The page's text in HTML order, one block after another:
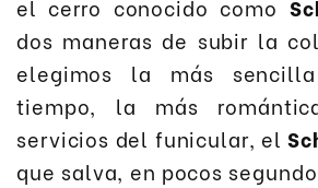
el cerro conocido como
dos maneras de subir la
elegimos la más
tiempo, la más
servicios del funicular, el
que salva, en pocos